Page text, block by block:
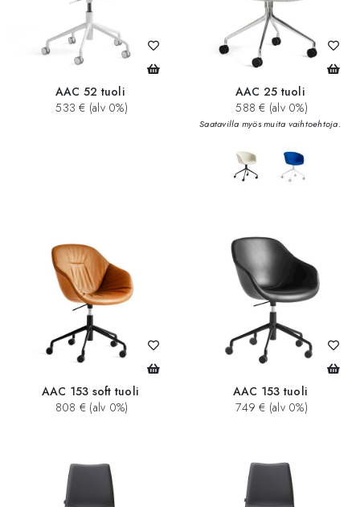
AAC 52 tuoli
533 € (alv 0%)
AAC 25 tuoli
588 € (alv 0%)
Saatavilla myös muita vaihtoehtoja.
AAC 153 soft tuoli
808 € (alv 0%)
AAC 153 tuoli
749 € (alv 0%)